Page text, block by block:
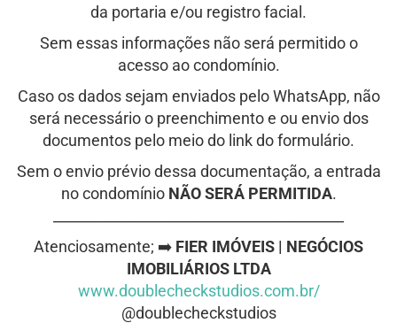
da portaria e/ou registro facial.
Sem essas informações não será permitido o
acesso ao condomínio.
Caso os dados sejam enviados pelo WhatsApp, não
será necessário o preenchimento e ou envio dos
documentos pelo meio do link do formulário.
Sem o envio prévio dessa documentação, a entrada
no condomínio NÃO SERÁ PERMITIDA.
Atenciosamente; ➡️ FIER IMÓVEIS | NEGÓCIOS
IMOBILIÁRIOS LTDA
www.doublecheckstudios.com.br/
@doublecheckstudios